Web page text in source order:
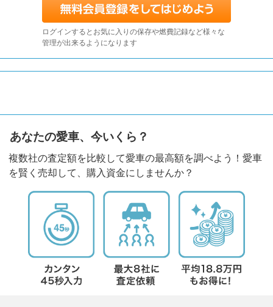
ログインするとお気に入りの保存や燃費記録など様々な
管理が出来るようになります
あなたの愛車、今いくら？
複数社の査定額を比較して愛車の最高額を調べよう！愛車
を賢く売却して、購入資金にしませんか？